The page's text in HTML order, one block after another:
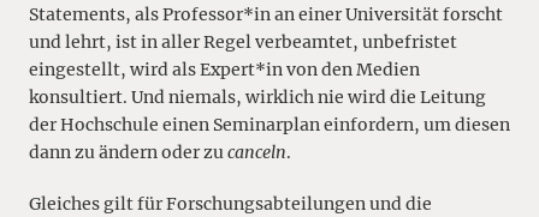
Statements, als Professor*in an einer Universität forscht
und lehrt, ist in aller Regel verbeamtet, unbefristet
eingestellt, wird als Expert*in von den Medien
konsultiert. Und niemals, wirklich nie wird die Leitung
der Hochschule einen Seminarplan einfordern, um diesen
dann zu ändern oder zucanceln.
Gleiches gilt für Forschungsabteilungen und die